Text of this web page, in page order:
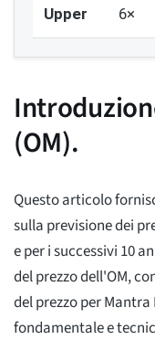
Upper 6×
(OM).
Questo articolo
sulla previsione dei
e per i successivi 10
del prezzo dell'OM,
del prezzo per
fondamentale e